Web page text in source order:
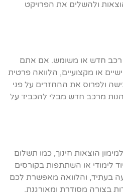
ולהשלים את הפרויקט
רכב חדש או משומש. אם אתם
או מקצועיים, הלוואה פרטית
ולפרוס את ההחזרים על פני
מרכב חדש מבלי להכביד על
הוצאות חינוך, כמו תשלום
לימודי או השתתפות בקורסים
בעתיד, והלוואה מאפשרת לכם
בצורה מסודרת ומאורגנת.